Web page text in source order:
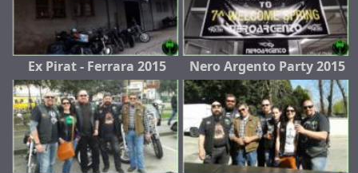
Ex Pirat - Ferrara 2015 Nero Argento Party 2015